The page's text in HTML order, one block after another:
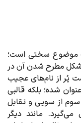
موضوع سختی است؛
شکل مطرح شدن آن در
پُر از نام‌های عجیب
شده؛ بلکه قالبی
از سویی و تقابل
مانند دیگر